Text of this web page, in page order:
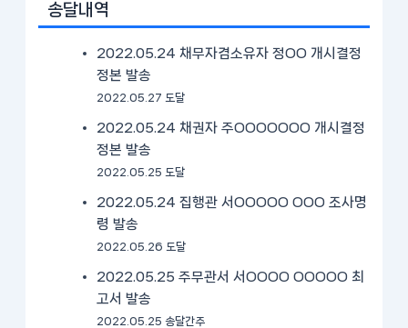
송달내역
2022.05.24 채무자겸소유자 정OO 개시결정
정본 발송
2022.05.27 도달
2022.05.24 채권자 주OOOOOOO 개시결정
정본 발송
2022.05.25 도달
2022.05.24 집행관 서OOOOO OOO 조사명
령 발송
2022.05.26 도달
2022.05.25 주무관서 서OOOO OOOOO 최
고서 발송
2022.05.25 송달간주